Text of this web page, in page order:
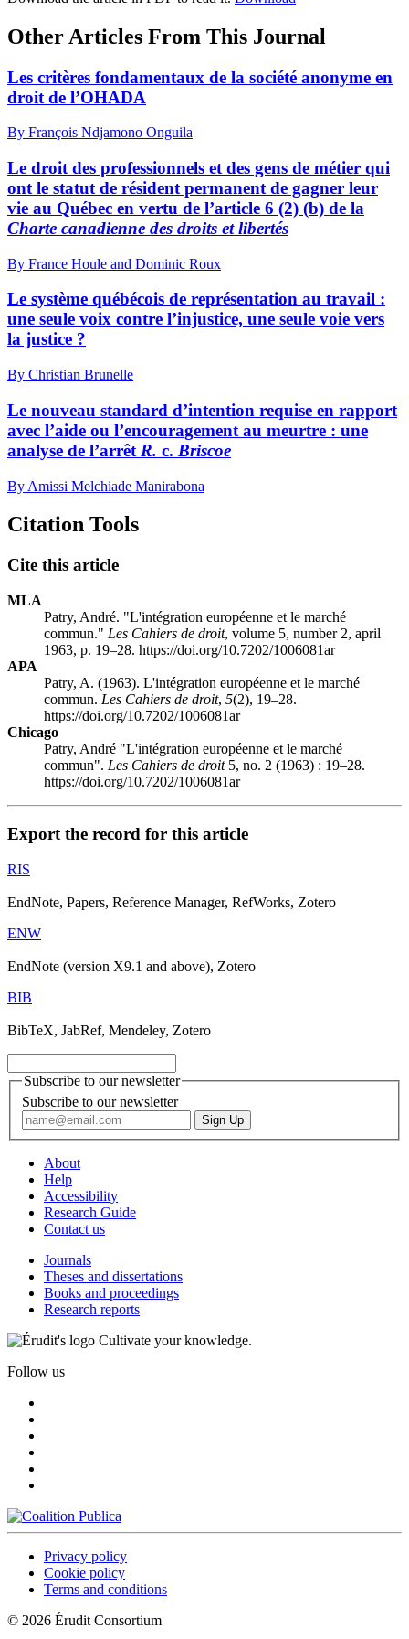
Other Articles From This Journal
Les critères fondamentaux de la société anonyme en
droit de l’OHADA
By François Ndjamono Onguila
Le droit des professionnels et des gens de métier qui
ont le statut de résident permanent de gagner leur
vie au Québec en vertu de l’article 6 (2) (b) de la
Charte canadienne des droits et libertés
By France Houle and Dominic Roux
Le système québécois de représentation au travail :
une seule voix contre l’injustice, une seule voie vers
la justice ?
By Christian Brunelle
Le nouveau standard d’intention requise en rapport
avec l’aide ou l’encouragement au meurtre : une
analyse de l’arrêt R. c. Briscoe
By Amissi Melchiade Manirabona
Citation Tools
Cite this article
MLA
Patry, André. "L'intégration européenne et le marché
commun." Les Cahiers de droit, volume 5, number 2, april
1963, p. 19–28. https://doi.org/10.7202/1006081ar
APA
Patry, A. (1963). L'intégration européenne et le marché
commun. Les Cahiers de droit, 5(2), 19–28.
https://doi.org/10.7202/1006081ar
Chicago
Patry, André "L'intégration européenne et le marché
commun". Les Cahiers de droit5, no. 2 (1963) : 19–28.
https://doi.org/10.7202/1006081ar
Export the record for this article
RIS
EndNote, Papers, Reference Manager, RefWorks, Zotero
ENW
EndNote (version X9.1 and above), Zotero
BIB
BibTeX, JabRef, Mendeley, Zotero
Subscribe to our newsletter
Subscribe to our newsletter
About
Help
Accessibility
Research Guide
Contact us
Journals
Theses and dissertations
Books and proceedings
Research reports
Cultivate your knowledge.
Follow us
Privacy policy
Cookie policy
Terms and conditions
© 2026 Érudit Consortium